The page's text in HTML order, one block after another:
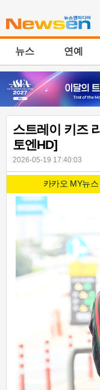
뉴스 연예
스트레이 키즈
토엔HD]
2026-05-19 17:40:03
카카오 MY뉴스